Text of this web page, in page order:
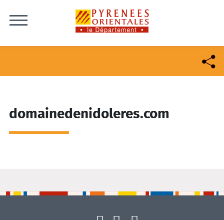
domainedenidoleres.com